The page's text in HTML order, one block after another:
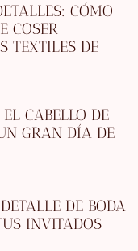
CÓMO
COSER
TEXTILES DE
CABELLO DE
GRAN DÍA DE
DE BODA
INVITADOS